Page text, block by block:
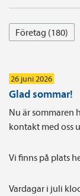
Företag (180)
26 juni 2026
Glad sommar!
Nu är sommaren
kontakt med oss
Vi finns på plats
Vardagar i juli